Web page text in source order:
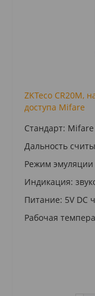
ZKTeco CR20M,
доступа Mifare
Стандарт:
Дальность
Режим эмуляции
Индикация:
Питание: 5V DC
Рабочая